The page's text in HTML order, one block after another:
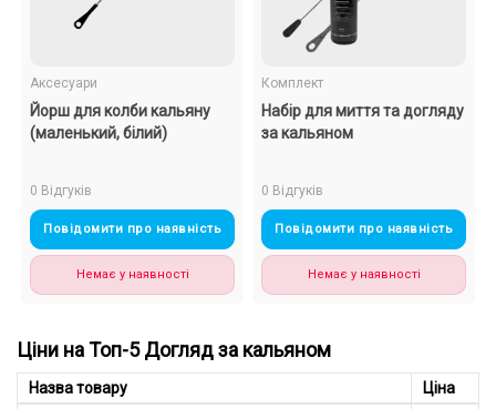
Аксесуари
Йорш для колби кальяну
(маленький, білий)
0 Відгуків
Повідомити про наявність
Немає у наявності
Комплект
Набір для миття та догляду
за кальяном
0 Відгуків
Повідомити про наявність
Немає у наявності
Ціни на Топ-5 Догляд за кальяном
Назва товару
Ціна